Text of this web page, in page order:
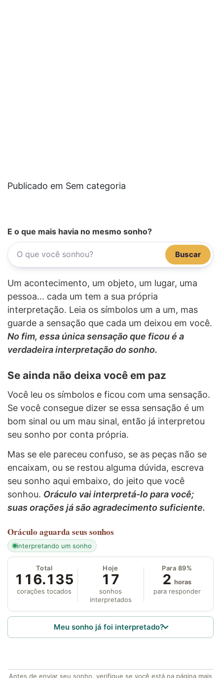
Publicado em Sem categoria
E o que mais havia no mesmo sonho?
Buscar
Um acontecimento, um objeto, um lugar, uma
pessoa... cada um tem a sua própria
interpretação. Leia os símbolos um a um, mas
guarde a sensação que cada um deixou em você.
No fim, essa única sensação que ficou é a
verdadeira interpretação do sonho.
Se ainda não deixa você em paz
Você leu os símbolos e ficou com uma sensação.
Se você consegue dizer se essa sensação é um
bom sinal ou um mau sinal, então já interpretou
seu sonho por conta própria.
Mas se ele pareceu confuso, se as peças não se
encaixam, ou se restou alguma dúvida, escreva
seu sonho aqui embaixo, do jeito que você
sonhou. Oráculo vai interpretá-lo para você;
suas orações já são agradecimento suficiente.
Oráculo aguarda seus sonhos
interpretando um sonho
Total
116.135
corações tocados
Hoje
17
sonhos
interpretados
Para 89%
2 horas
para responder
Meu sonho já foi interpretado?
Antes de enviar seu sonho, verifique se você está na página mais